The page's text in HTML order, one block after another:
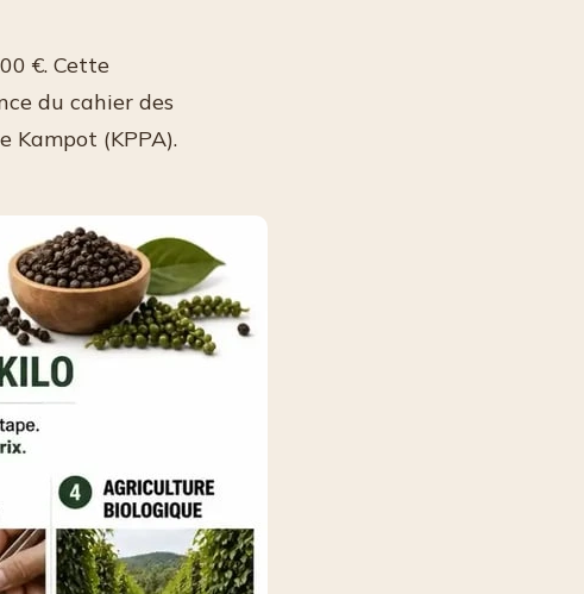
€. Cette
du cahier des
Kampot (KPPA).